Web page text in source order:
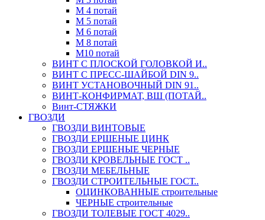
М 4 потай
М 5 потай
М 6 потай
М 8 потай
М10 потай
ВИНТ С ПЛОСКОЙ ГОЛОВКОЙ И..
ВИНТ С ПРЕСС-ШАЙБОЙ DIN 9..
ВИНТ УСТАНОВОЧНЫЙ DIN 91..
ВИНТ-КОНФИРМАТ, ВШ (ПОТАЙ..
Винт-СТЯЖКИ
ГВОЗДИ
ГВОЗДИ ВИНТОВЫЕ
ГВОЗДИ ЕРШЕНЫЕ ЦИНК
ГВОЗДИ ЕРШЕНЫЕ ЧЕРНЫЕ
ГВОЗДИ КРОВЕЛЬНЫЕ ГОСТ ..
ГВОЗДИ МЕБЕЛЬНЫЕ
ГВОЗДИ СТРОИТЕЛЬНЫЕ ГОСТ..
ОЦИНКОВАННЫЕ строительные
ЧЕРНЫЕ строительные
ГВОЗДИ ТОЛЕВЫЕ ГОСТ 4029..